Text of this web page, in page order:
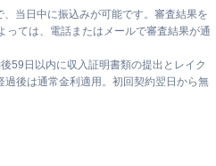
当日中に振込みが可能です。審査結果を
ては、電話またはメールで審査結果が通
59日以内に収入証明書類の提出とレイク
後は通常金利適用。初回契約翌日から無